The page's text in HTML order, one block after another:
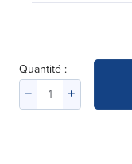
Quantité :